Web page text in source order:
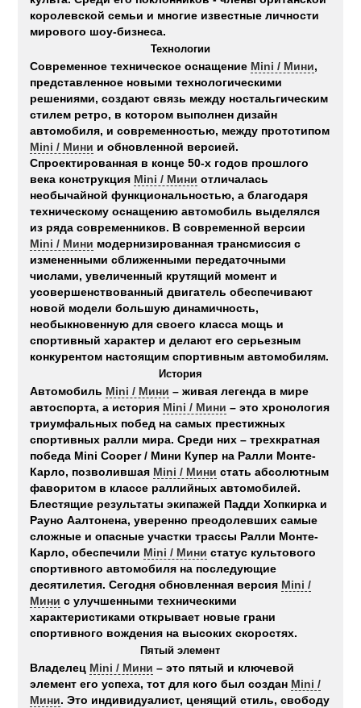
королевской семьи и многие известные личности
мирового шоу-бизнеса.
Технологии
Современное техническое оснащение Mini / Мини,
представленное новыми технологическими
решениями, создают связь между ностальгическим
стилем ретро, в котором выполнен дизайн
автомобиля, и современностью, между прототипом
Mini / Мини и обновленной версией.
Спроектированная в конце 50-х годов прошлого
века конструкция Mini / Мини отличалась
необычайной функциональностью, а благодаря
техническому оснащению автомобиль выделялся
из ряда современников. В современной версии
Mini / Мини модернизированная трансмиссия с
измененными сближенными передаточными
числами, увеличенный крутящий момент и
усовершенствованный двигатель обеспечивают
новой модели большую динамичность,
необыкновенную для своего класса мощь и
спортивный характер и делают его серьезным
конкурентом настоящим спортивным автомобилям.
История
Автомобиль Mini / Мини – живая легенда в мире
автоспорта, а история Mini / Мини – это хронология
триумфальных побед на самых престижных
спортивных ралли мира. Среди них – трехкратная
победа Mini Cooper / Мини Купер на Ралли Монте-
Карло, позволившая Mini / Мини стать абсолютным
фаворитом в классе раллийных автомобилей.
Блестящие результаты экипажей Падди Хопкирка и
Рауно Аалтонена, уверенно преодолевших самые
сложные и опасные участки трассы Ралли Монте-
Карло, обеспечили Mini / Мини статус культового
спортивного автомобиля на последующие
десятилетия. Сегодня обновленная версия Mini /
Мини с улучшенными техническими
характеристиками открывает новые грани
спортивного вождения на высоких скоростях.
Пятый элемент
Владелец Mini / Мини – это пятый и ключевой
элемент его успеха, тот для кого был создан Mini /
Мини. Это индивидуалист, ценящий стиль, свободу